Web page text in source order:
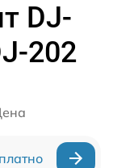
DJ-
202